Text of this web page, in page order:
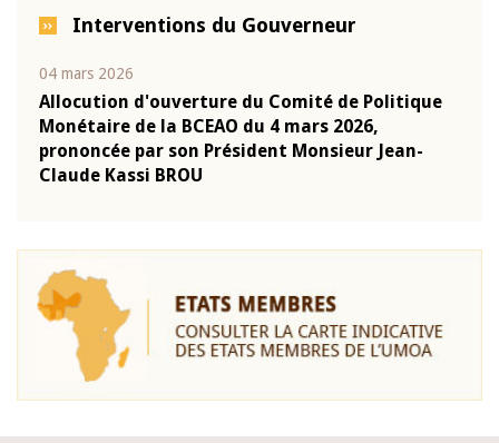
Interventions du Gouverneur
04 mars 2026
Allocution d'ouverture du Comité de Politique
Monétaire de la BCEAO du 4 mars 2026,
prononcée par son Président Monsieur Jean-
Claude Kassi BROU